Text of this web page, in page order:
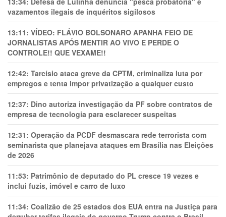
vazamentos ilegais de inquéritos sigilosos
13:11: VÍDEO: FLÁVIO BOLSONARO APANHA FEIO DE
JORNALISTAS APÓS MENTIR AO VIVO E PERDE O
CONTROLE!! QUE VEXAME!!
12:42: Tarcísio ataca greve da CPTM, criminaliza luta por
empregos e tenta impor privatização a qualquer custo
12:37: Dino autoriza investigação da PF sobre contratos de
empresa de tecnologia para esclarecer suspeitas
12:31: Operação da PCDF desmascara rede terrorista com
seminarista que planejava ataques em Brasília nas Eleições
de 2026
11:53: Patrimônio de deputado do PL cresce 19 vezes e
inclui fuzis, imóvel e carro de luxo
11:34: Coalizão de 25 estados dos EUA entra na Justiça para